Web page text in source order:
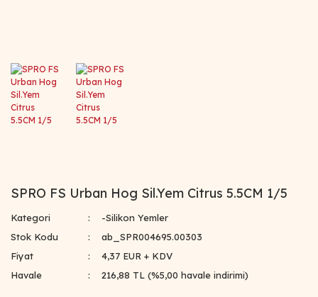
SPRO FS Urban Hog Sil.Yem Citrus 5.5CM 1/5
Kategori
-Silikon Yemler
Stok Kodu
ab_SPR004695.00303
Fiyat
4,37 EUR + KDV
Havale
216,88 TL (%5,00 havale indirimi)